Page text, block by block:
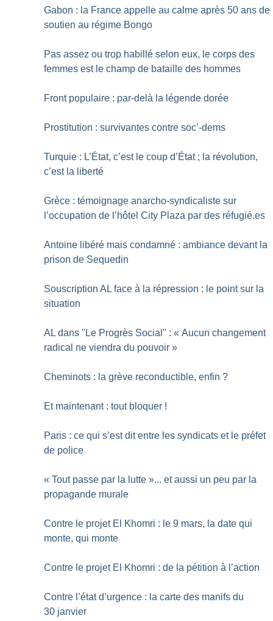
Gabon : la France appelle au calme après 50 ans de
soutien au régime Bongo
Pas assez ou trop habillé selon eux, le corps des
femmes est le champ de bataille des hommes
Front populaire : par-delà la légende dorée
Prostitution : survivantes contre soc’-dems
Turquie : L’État, c’est le coup d’État ; la révolution,
c’est la liberté
Grèce : témoignage anarcho-syndicaliste sur
l’occupation de l’hôtel City Plaza par des réfugié.es
Antoine libéré mais condamné : ambiance devant la
prison de Sequedin
Souscription AL face à la répression : le point sur la
situation
AL dans "Le Progrès Social" : « Aucun changement
radical ne viendra du pouvoir »
Cheminots : la grève reconductible, enfin ?
Et maintenant : tout bloquer !
Paris : ce qui s’est dit entre les syndicats et le préfet
de police
« Tout passe par la lutte »... et aussi un peu par la
propagande murale
Contre le projet El Khomri : le 9 mars, la date qui
monte, qui monte
Contre le projet El Khomri : de la pétition à l’action
Contre l’état d’urgence : la carte des manifs du
30 janvier